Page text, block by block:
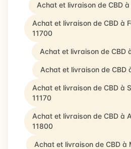
Achat et livraison de CBD
Achat et livraison de CBD à
11700
Achat et livraison de CBD
Achat et livraison de CBD
Achat et livraison de CBD à
11170
Achat et livraison de CBD à
11800
Achat et livraison de CBD à